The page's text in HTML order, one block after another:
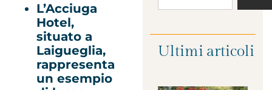
L’Acciuga
Hotel,
situato a
Laigueglia,
rappresenta
un esempio
Ultimi articoli